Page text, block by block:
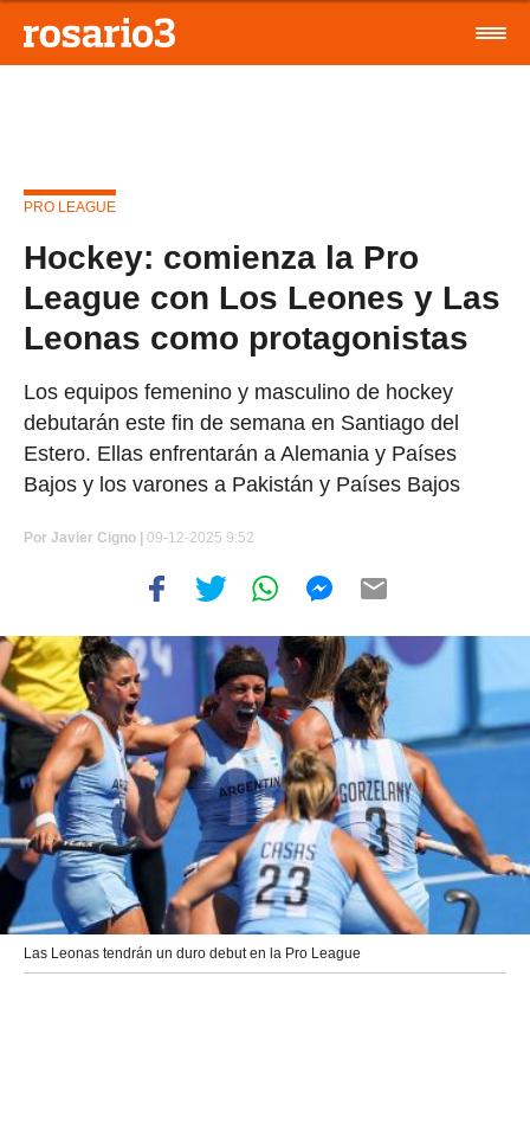
PRO LEAGUE
Hockey: comienza la Pro
League con Los Leones y Las
Leonas como protagonistas
Los equipos femenino y masculino de hockey
debutarán este fin de semana en Santiago del
Estero. Ellas enfrentarán a Alemania y Países
Bajos y los varones a Pakistán y Países Bajos
Por Javier Cigno 09-12-2025 9:52
Las Leonas tendrán un duro debut en la Pro League